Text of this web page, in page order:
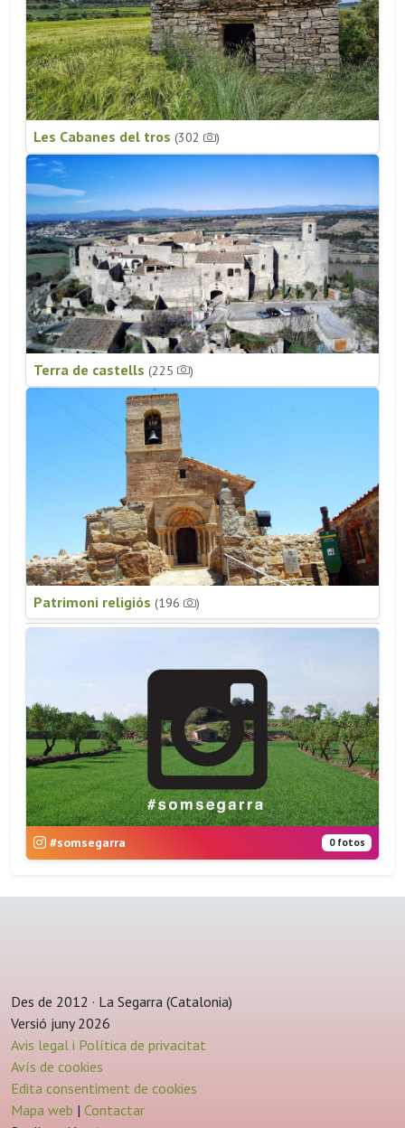
Les Cabanes del tros (302 )
Terra de castells (225 )
Patrimoni religiós (196 )
#somsegarra 0 fotos
Des de 2012 · La Segarra (Catalonia)
Versió juny 2026
Avis legal i Política de privacitat
Avís de cookies
Edita consentiment de cookies
Mapa web | Contactar